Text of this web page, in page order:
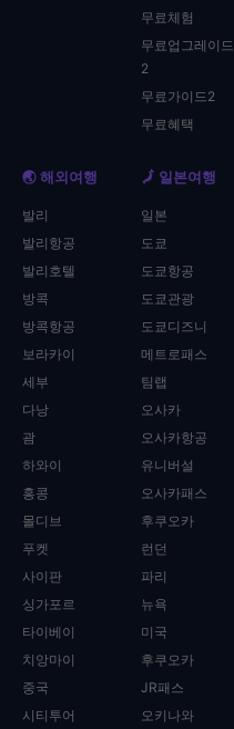
무료체험
무료업그레이드
2
무료가이드2
무료혜택
🌏 해외여행
발리
발리항공
발리호텔
방콕
방콕항공
보라카이
세부
다낭
괌
하와이
홍콩
몰디브
푸켓
사이판
싱가포르
타이베이
치앙마이
중국
시티투어
🗾 일본여행
일본
도쿄
도쿄항공
도쿄관광
도쿄디즈니
메트로패스
팀랩
오사카
오사카항공
유니버설
오사카패스
후쿠오카
런던
파리
뉴욕
미국
후쿠오카
JR패스
오키나와